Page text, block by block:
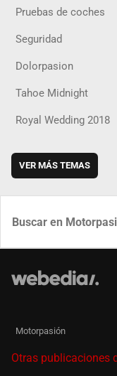
Pruebas de coches
Seguridad
Dolorpasion
Tahoe Midnight
Royal Wedding 2018
VER MÁS TEMAS
Motorpasión
Otras publicaciones